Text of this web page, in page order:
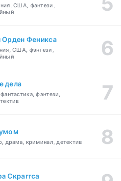
США, фэнтези,
Орден Феникса
США, фэнтези,
дела
фэнтези,
драма, криминал, детектив
Скраггса